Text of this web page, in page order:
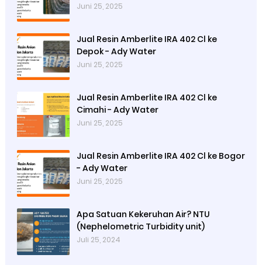
Juni 25, 2025
Jual Resin Amberlite IRA 402 Cl ke
Depok - Ady Water
Juni 25, 2025
Jual Resin Amberlite IRA 402 Cl ke
Cimahi - Ady Water
Juni 25, 2025
Jual Resin Amberlite IRA 402 Cl ke Bogor
- Ady Water
Juni 25, 2025
Apa Satuan Kekeruhan Air? NTU
(Nephelometric Turbidity unit)
Juli 25, 2024